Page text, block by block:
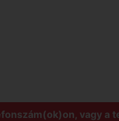
vagy a